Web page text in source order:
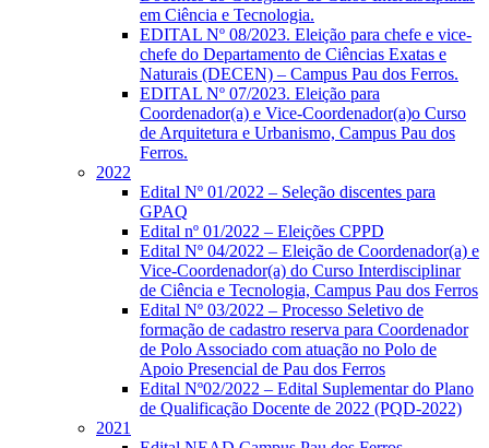
em Ciência e Tecnologia.
EDITAL Nº 08/2023. Eleição para chefe e vice-
chefe do Departamento de Ciências Exatas e
Naturais (DECEN) – Campus Pau dos Ferros.
EDITAL Nº 07/2023. Eleição para
Coordenador(a) e Vice-Coordenador(a)o Curso
de Arquitetura e Urbanismo, Campus Pau dos
Ferros.
2022
Edital Nº 01/2022 – Seleção discentes para
GPAQ
Edital nº 01/2022 – Eleições CPPD
Edital Nº 04/2022 – Eleição de Coordenador(a) e
Vice-Coordenador(a) do Curso Interdisciplinar
de Ciência e Tecnologia, Campus Pau dos Ferros
Edital Nº 03/2022 – Processo Seletivo de
formação de cadastro reserva para Coordenador
de Polo Associado com atuação no Polo de
Apoio Presencial de Pau dos Ferros
Edital Nº02/2022 – Edital Suplementar do Plano
de Qualificação Docente de 2022 (PQD-2022)
2021